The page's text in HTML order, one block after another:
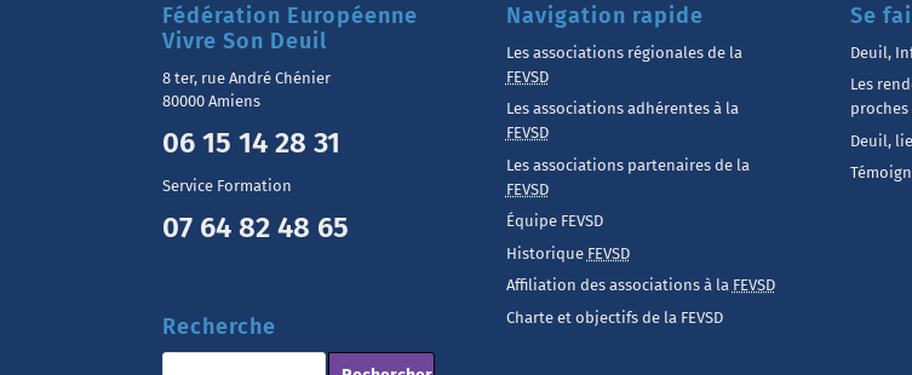
Fédération Européenne
Vivre Son Deuil
8 ter, rue André Chénier
80000 Amiens
06 15 14 28 31
Service Formation
07 64 82 48 65
Recherche
Navigation rapide
Les associations régionales de la
FEVSD
Les associations adhérentes à la
FEVSD
Les associations partenaires de la
FEVSD
Équipe FEVSD
Historique FEVSD
Affiliation des associations à la FEVSD
Charte et objectifs de la FEVSD
Se
Deuil,
Les
proches
Deuil,